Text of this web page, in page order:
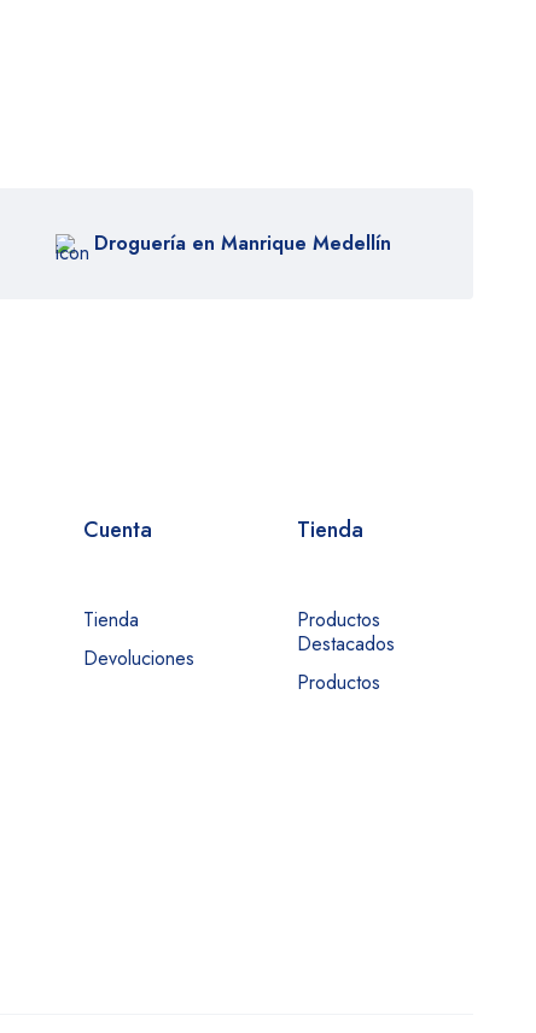
Droguería en Manrique Medellín
Cuenta
Tienda
Devoluciones
Tienda
Productos
Destacados
Productos